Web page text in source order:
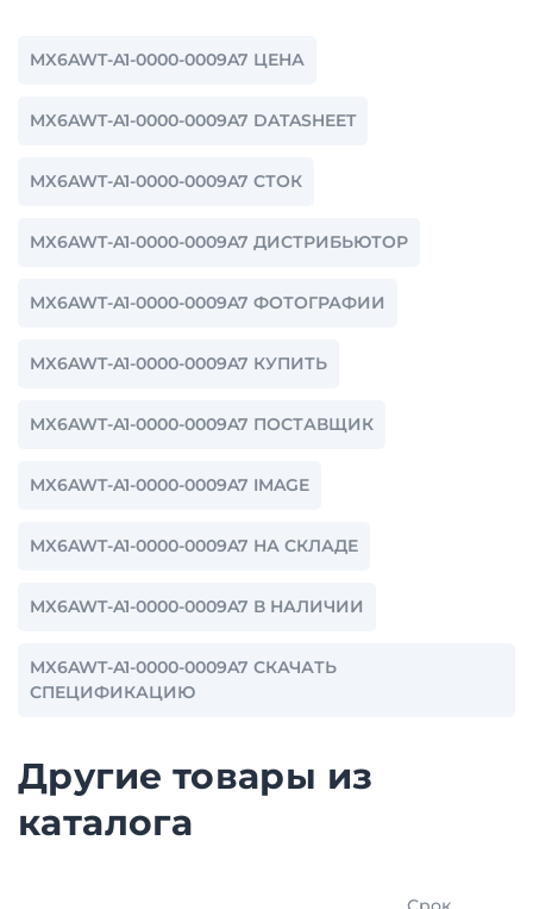
MX6AWT-A1-0000-0009A7 ЦЕНА
MX6AWT-A1-0000-0009A7 DATASHEET
MX6AWT-A1-0000-0009A7 СТОК
MX6AWT-A1-0000-0009A7 ДИСТРИБЬЮТОР
MX6AWT-A1-0000-0009A7 ФОТОГРАФИИ
MX6AWT-A1-0000-0009A7 КУПИТЬ
MX6AWT-A1-0000-0009A7 ПОСТАВЩИК
MX6AWT-A1-0000-0009A7 IMAGE
MX6AWT-A1-0000-0009A7 НА СКЛАДЕ
MX6AWT-A1-0000-0009A7 В НАЛИЧИИ
MX6AWT-A1-0000-0009A7 СКАЧАТЬ
СПЕЦИФИКАЦИЮ
Другие товары из
каталога